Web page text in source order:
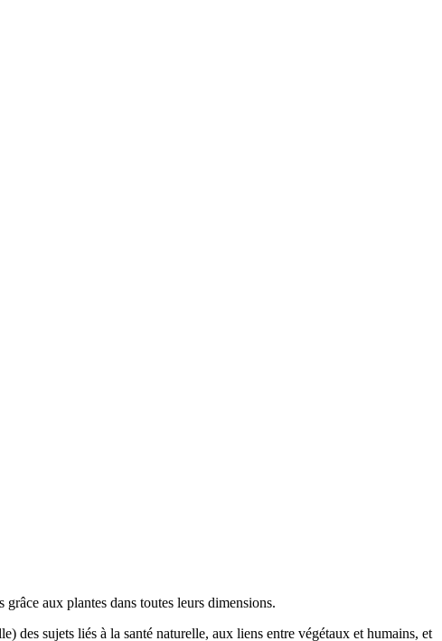
aux plantes dans toutes leurs dimensions.
des sujets liés à la santé naturelle, aux liens entre végétaux et humains, et